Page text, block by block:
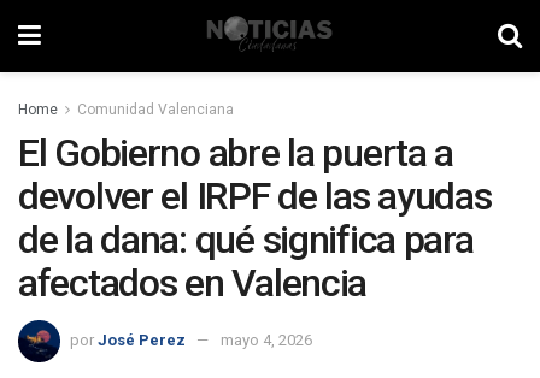
Home Comunidad Valenciana
El Gobierno abre la puerta a
devolver el IRPF de las ayudas
de la dana: qué significa para
afectados en Valencia
por José Perez mayo 4, 2026